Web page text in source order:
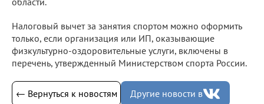
Налоговый вычет за занятия спортом можно оформить
только, если организация или ИП, оказывающие
физкультурно-оздоровительные услуги, включены в
перечень, утвержденный Министерством спорта России.
← Вернуться к новостям Другие новости в